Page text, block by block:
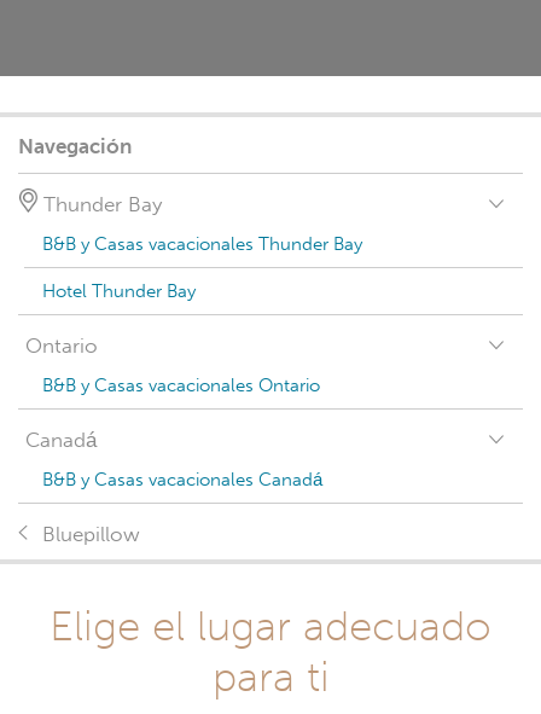
Navegación
Thunder Bay
B&B y Casas vacacionales Thunder Bay
Hotel Thunder Bay
Ontario
B&B y Casas vacacionales Ontario
Canadá
B&B y Casas vacacionales Canadá
Bluepillow
Elige el lugar adecuado
para ti